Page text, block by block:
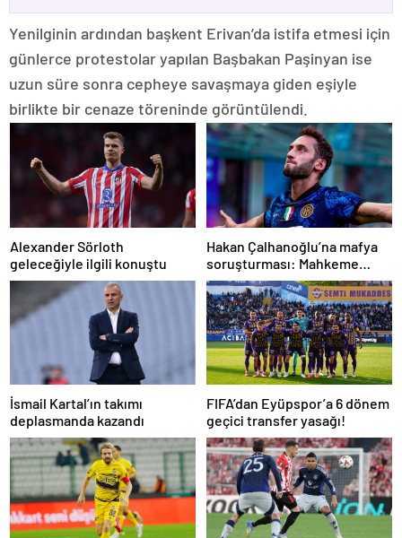
Yenilginin ardından başkent Erivan’da istifa etmesi için
günlerce protestolar yapılan Başbakan Paşinyan ise
uzun süre sonra cepheye savaşmaya giden eşiyle
birlikte bir cenaze töreninde görüntülendi.
Alexander Sörloth
geleceğiyle ilgili konuştu
Hakan Çalhanoğlu’na mafya
soruşturması: Mahkeme
cezasını açıkladı
İsmail Kartal’ın takımı
deplasmanda kazandı
FIFA’dan Eyüpspor’a 6 dönem
geçici transfer yasağı!